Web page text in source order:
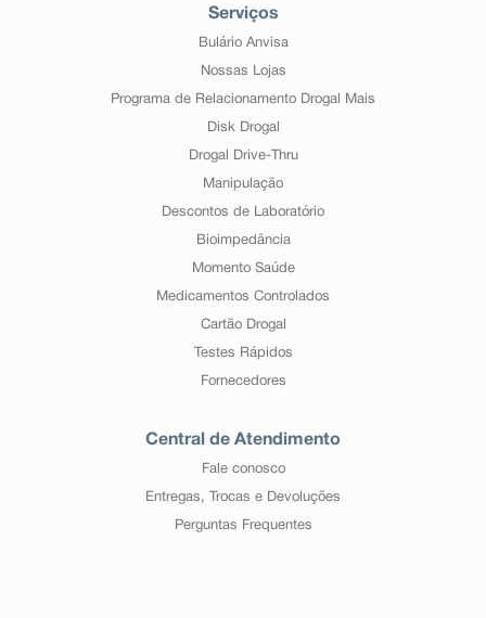
Serviços
Bulário Anvisa
Nossas Lojas
Programa de Relacionamento Drogal Mais
Disk Drogal
Drogal Drive-Thru
Manipulação
Descontos de Laboratório
Bioimpedância
Momento Saúde
Medicamentos Controlados
Cartão Drogal
Testes Rápidos
Fornecedores
Central de Atendimento
Fale conosco
Entregas, Trocas e Devoluções
Perguntas Frequentes